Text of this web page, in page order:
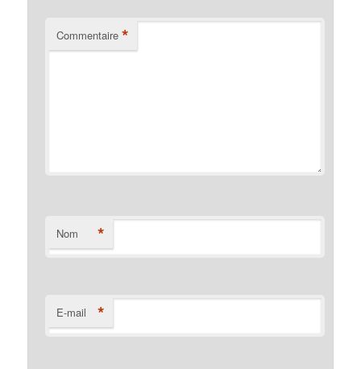
Commentaire *
Nom *
E-mail *